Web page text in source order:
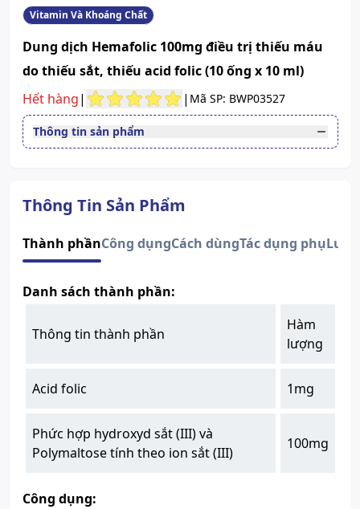
Vitamin Và Khoáng Chất
Dung dịch Hemafolic 100mg điều trị thiếu máu
do thiếu sắt, thiếu acid folic (10 ống x 10 ml)
Hết hàng| | Mã SP: BWP03527
Thông tin sản phẩm
Nhà sản xuất
NADYPHAR
Nước sản xuất
Xuất xứ thương
Việt Nam
Acid folic, Phức hợp hydroxyd
ion sắt (III)
Xem giấy công bố sản phẩm
Thông Tin Sản Phẩm
Thành phầnCông dụngCách dùngTác dụng phụLưu
Danh sách thành phần:
Thông tin thành phần
Hàm
lượng
Acid folic 1mg
Phức hợp hydroxyd sắt (III) và
Polymaltose tính theo ion sắt (III)
100mg
Công dụng: